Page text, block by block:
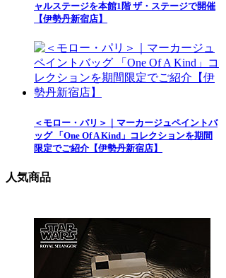
ャルステージを本館1階 ザ・ステージで開催
【伊勢丹新宿店】
＜モロー・パリ＞｜マーカージュペイントバ
ッグ 「One Of A Kind」コレクションを期間
限定でご紹介【伊勢丹新宿店】
人気商品